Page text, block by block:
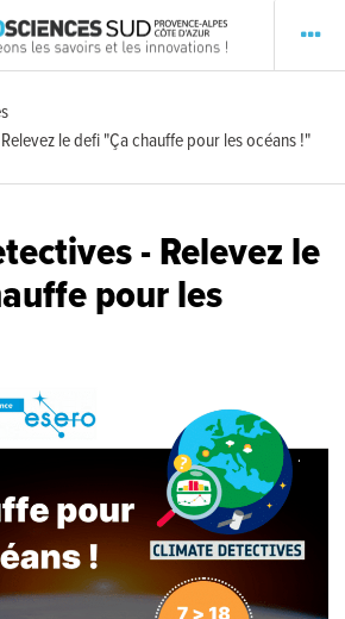
le defi "Ça chauffe pour les océans !"
- Relevez le
pour les